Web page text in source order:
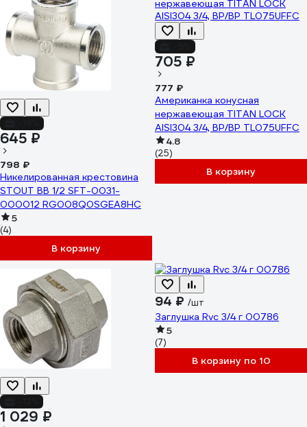
645 ₽
798 ₽
Никелированная крестовина
STOUT ВВ 1/2 SFT-0031-
000012 RG008Q0SGEA8HC
5
(4)
В корзину
705 ₽
777 ₽
Американка конусная
нержавеющая TITAN LOCK
AISI304 3/4, ВР/ВР TL075UFFC
4.8
(25)
В корзину
1 029 ₽
94 ₽ /шт
Заглушка Rvc 3/4 г 00786
5
(7)
В корзину по 10